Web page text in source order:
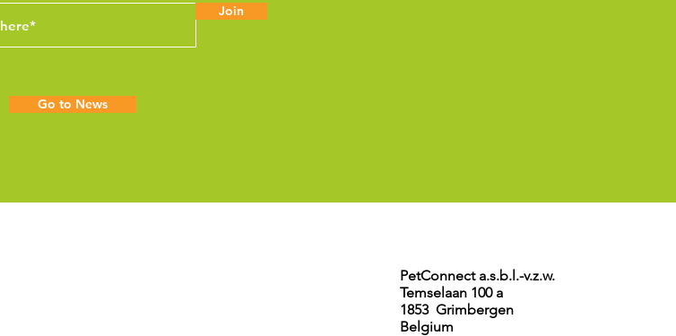
Join
Go to News
PetConnect a.s.b.l.-v.z.w.
Temselaan 100 a
1853 Grimbergen
Belgium